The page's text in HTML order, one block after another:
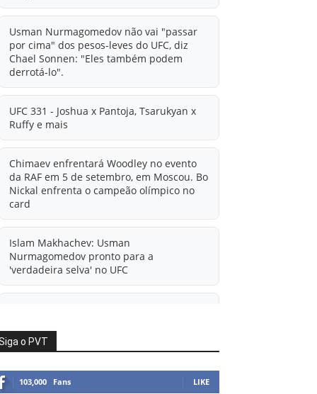
Usman Nurmagomedov não vai "passar
por cima" dos pesos-leves do UFC, diz
Chael Sonnen: "Eles também podem
derrotá-lo".
UFC 331 - Joshua x Pantoja, Tsarukyan x
Ruffy e mais
Chimaev enfrentará Woodley no evento
da RAF em 5 de setembro, em Moscou. Bo
Nickal enfrenta o campeão olímpico no
card
Islam Makhachev: Usman
Nurmagomedov pronto para a
'verdadeira selva' no UFC
informações sobre possível mudança
para o UFC após novas negociações.
Islam Makhachev: Há concorrentes
o PVT
103,000 Fans LIKE